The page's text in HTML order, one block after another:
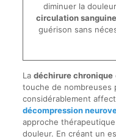
diminuer la
circulation sanguine
guérison sans
La déchirure chronique
touche de nombreuses
considérablement
décompression
approche
douleur. En créant un